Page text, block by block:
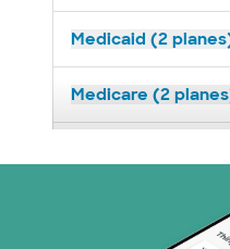
Medicaid (2
Medicare (2
Prism Electric (1